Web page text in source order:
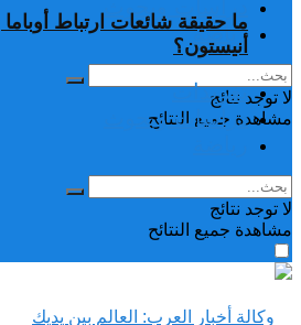
دراسات وبحوث
رياضة
لا توجد نتائج
مشاهدة جميع النتائح
ما حقيقة شائعات ارتباط أوباما
أنيستون؟
تغريدات
دراسات وبحوث
لا توجد نتائج
مشاهدة جميع النتائح